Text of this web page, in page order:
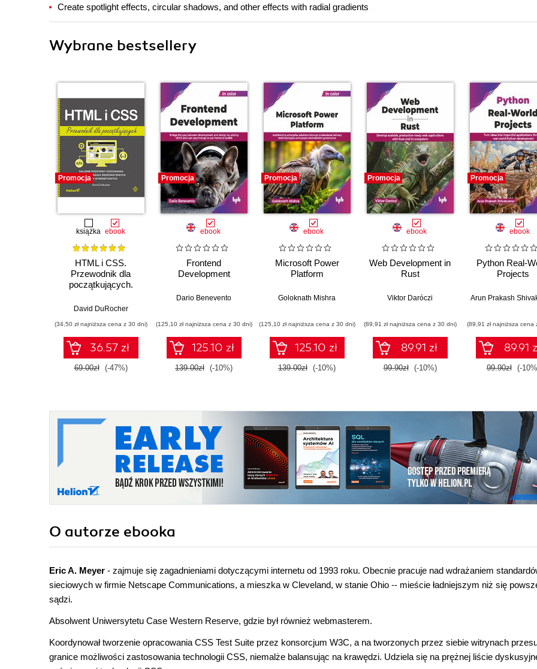
Create spotlight effects, circular shadows, and other effects with radial gradients
Wybrane bestsellery
Promocja
książka ebook
HTML i CSS.
Przewodnik dla
początkujących.
kodowania i
responsywnych stron
internetowych
David DuRocher
(34,50 zł najniższa cena z 30 dni)
36.57 zł
69.00zł (-47%)
Promocja
ebook
Frontend
Development
Dario Benevento
(125,10 zł najniższa cena z 30 dni)
125.10 zł
139.00zł (-10%)
Promocja
ebook
Microsoft Power
Platform
Goloknath Mishra
(125,10 zł najniższa cena z 30 dni)
125.10 zł
139.00zł (-10%)
Promocja
ebook
Web Development in
Rust
Viktor Daróczi
(89,91 zł najniższa cena z 30 dni)
89.91 zł
99.90zł (-10%)
Promocja
ebook
Python Real-
Projects
Arun Prakash
(89,91 zł najniższa cena
89.91
99.90zł (-
O autorze ebooka
Eric A. Meyer - zajmuje się zagadnieniami dotyczącymi internetu od 1993 roku. Obecnie pracuje nad wdrażaniem
sieciowych w firmie Netscape Communications, a mieszka w Cleveland, w stanie Ohio -- mieście ładniejszym niż się
sądzi.
Absolwent Uniwersytetu Case Western Reserve, gdzie był również webmasterem.
Koordynował tworzenie opracowania CSS Test Suite przez konsorcjum W3C, a na tworzonych przez siebie witrynach
granice możliwości zastosowania technologii CSS, niemalże balansując na krawędzi. Udziela się na prężnej liście